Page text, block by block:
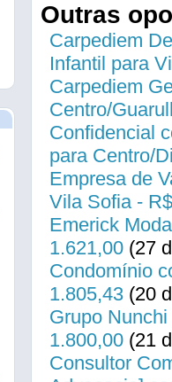
Outras
Carpediem
Infantil para
Carpediem
Centro/
Confidencial
para Centro/
Empresa de
Vila Sofia -
Emerick
1.621,00 (27
Condomínio
1.805,43 (20
Grupo
1.800,00 (21
Consultor